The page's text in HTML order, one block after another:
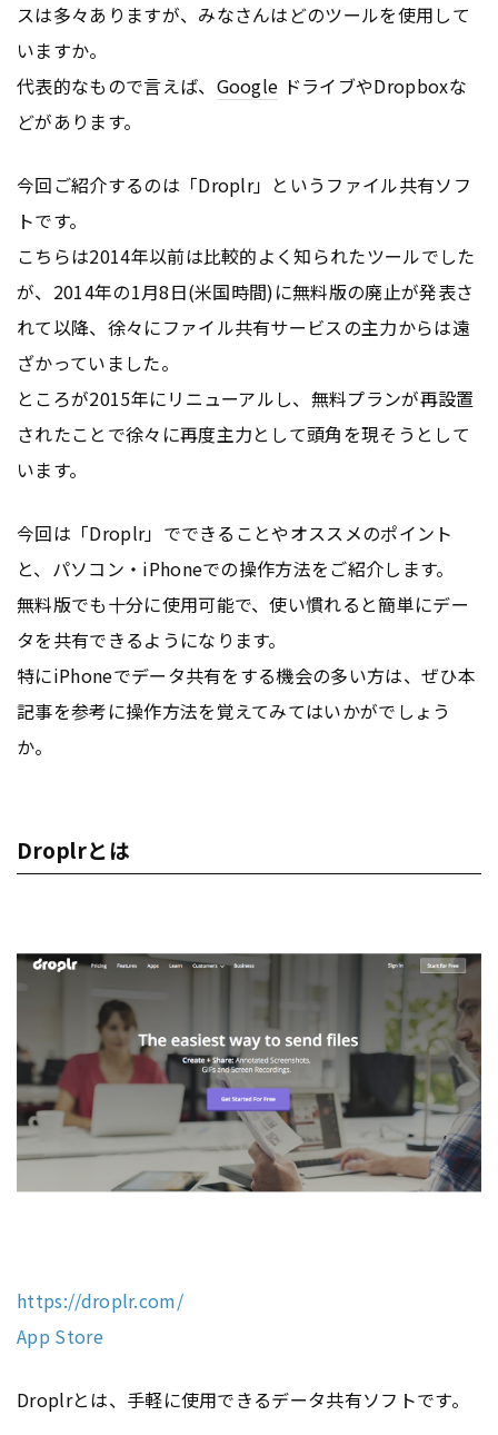
スは多々ありますが、みなさんはどのツールを使用して
いますか。
代表的なもので言えば、 Google ドライブやDropboxな
どがあります。
今回ご紹介するのは「Droplr」というファイル共有ソフ
トです。
こちらは2014年以前は比較的よく知られたツールでした
が、2014年の1月8日(米国時間)に無料版の廃止が発表さ
れて以降、徐々にファイル共有サービスの主力からは遠
ざかっていました。
ところが2015年にリニューアルし、無料プランが再設置
されたことで徐々に再度主力として頭角を現そうとして
います。
今回は「Droplr」でできることやオススメのポイント
と、パソコン・iPhoneでの操作方法をご紹介します。
無料版でも十分に使用可能で、使い慣れると簡単にデー
タを共有できるようになります。
特にiPhoneでデータ共有をする機会の多い方は、ぜひ本
記事を参考に操作方法を覚えてみてはいかがでしょう
か。
Droplrとは
https://droplr.com/
App Store
Droplrとは、手軽に使用できるデータ共有ソフトです。